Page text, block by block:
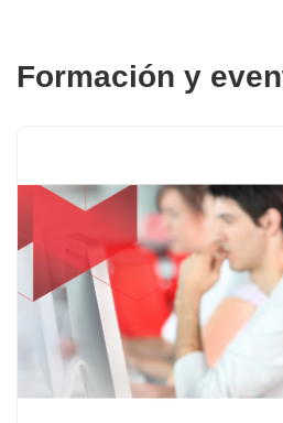
Formación y